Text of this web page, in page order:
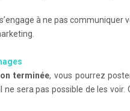
à ne pas communiquer
terminée, vous pourrez
sera pas possible de les